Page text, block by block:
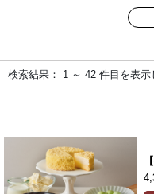
検索結果： 1 ～ 42 件目を表示